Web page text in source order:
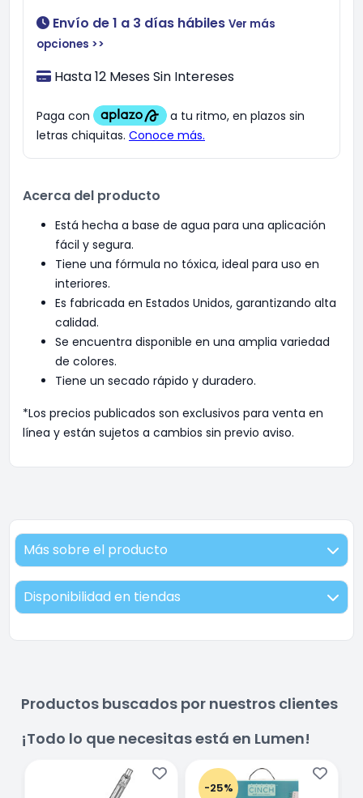
Envío de 1 a 3 días hábiles Ver más
opciones >>
Hasta 12 Meses Sin Intereses
Acerca del producto
Está hecha a base de agua para una aplicación
fácil y segura.
Tiene una fórmula no tóxica, ideal para uso en
interiores.
Es fabricada en Estados Unidos, garantizando alta
calidad.
Se encuentra disponible en una amplia variedad
de colores.
Tiene un secado rápido y duradero.
*Los precios publicados son exclusivos para venta en
línea y están sujetos a cambios sin previo aviso.
Más sobre el producto
Disponibilidad en tiendas
Productos buscados por nuestros clientes
¡Todo lo que necesitas está en Lumen!
-25%